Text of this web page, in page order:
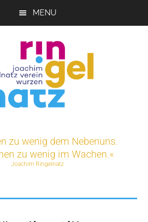
MENU
zu wenig dem Nebenuns.
zu wenig im Wachen.«
Joachim Ringelnatz